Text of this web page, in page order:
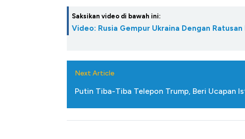
Saksikan video di bawah ini:
Video: Rusia Gempur Ukraina Dengan Ratusan
Next Article
Putin Tiba-Tiba Telepon Trump, Beri Ucapan